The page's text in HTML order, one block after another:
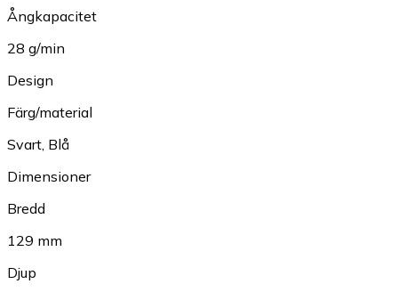
Ångkapacitet
28 g/min
Design
Färg/material
Svart, Blå
Dimensioner
Bredd
129 mm
Djup